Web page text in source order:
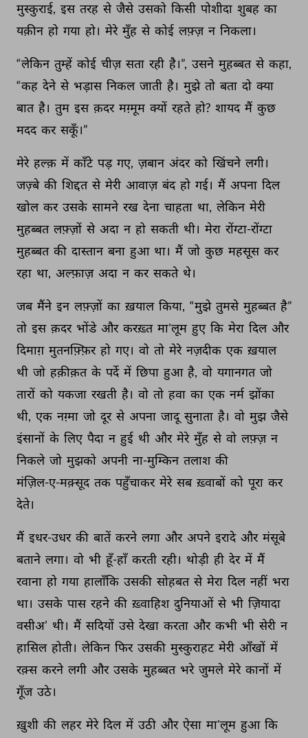
मुस्कुराई, इस तरह से जैसे उसको किसी पोशीदा शुबह का
यक़ीन हो गया हो। मेरे मुँह से कोई लफ़्ज़ न निकला।
“लेकिन तुम्हें कोई चीज़ सता रही है।”, उसने मुहब्बत से कहा,
“कह देने से भड़ास निकल जाती है। मुझे तो बता दो क्या
बात है। तुम इस क़दर मग़्मूम क्यों रहते हो? शायद मैं कुछ
मदद कर सकूँ।”
मेरे हल्क़ में काँटे पड़ गए, ज़बान अंदर को खिंचने लगी।
जज़्बे की शिद्दत से मेरी आवाज़ बंद हो गई। मैं अपना दिल
खोल कर उसके सामने रख देना चाहता था, लेकिन मेरी
मुहब्बत लफ़्ज़ों से अदा न हो सकती थी। मेरा रोंग्टा-रोंग्टा
मुहब्बत की दास्तान बना हुआ था। मैं जो कुछ महसूस कर
रहा था, अल्फ़ाज़ अदा न कर सकते थे।
जब मैंने इन लफ़्ज़ों का ख़याल किया, “मुझे तुमसे मुहब्बत है”
तो इस क़दर भोंडे और करख़्त मा'लूम हुए कि मेरा दिल और
दिमाग़ मुतनफ़्फ़िर हो गए। वो तो मेरे नज़दीक एक ख़याल
थी जो हक़ीक़त के पर्दे में छिपा हुआ है, वो यगानगत जो
तारों को यकजा रखती है। वो तो हवा का एक नर्म झोंका
थी, एक नग़्मा जो दूर से अपना जादू सुनाता है। वो मुझ जैसे
इंसानों के लिए पैदा न हुई थी और मेरे मुँह से वो लफ़्ज़ न
निकले जो मुझको अपनी ना-मुम्किन तलाश की
मंज़िल-ए-मक़्सूद तक पहुँचाकर मेरे सब ख़्वाबों को पूरा कर
देते।
मैं इधर-उधर की बातें करने लगा और अपने इरादे और मंसूबे
बताने लगा। वो भी हूँ-हाँ करती रही। थोड़ी ही देर में मैं
रवाना हो गया हालाँकि उसकी सोहबत से मेरा दिल नहीं भरा
था। उसके पास रहने की ख़्वाहिश दुनियाओं से भी ज़ियादा
वसीअ’ थी। मैं सदियों उसे देखा करता और कभी भी सेरी न
हासिल होती। लेकिन फिर उसकी मुस्कुराहट मेरी आँखों में
रक़्स करने लगी और उसके मुहब्बत भरे जुमले मेरे कानों में
गूँज उठे।
ख़ुशी की लहर मेरे दिल में उठी और ऐसा मा'लूम हुआ कि